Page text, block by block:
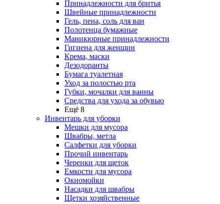
Принадлежности для бритья
Швейные принадлежности
Гель, пена, соль для ван
Полотенца бумажные
Маникюрные принадлежности
Гигиена для женщин
Крема, маски
Дезодоранты
Бумага туалетная
Уход за полостью рта
Губки, мочалки для ванны
Средства для ухода за обувью
Ещё 8
Инвентарь для уборки
Мешки для мусора
Швабры, метла
Салфетки для уборки
Прочий инвентарь
Черенки для щеток
Емкости для мусора
Окномойки
Насадки для швабры
Щетки хозяйственные